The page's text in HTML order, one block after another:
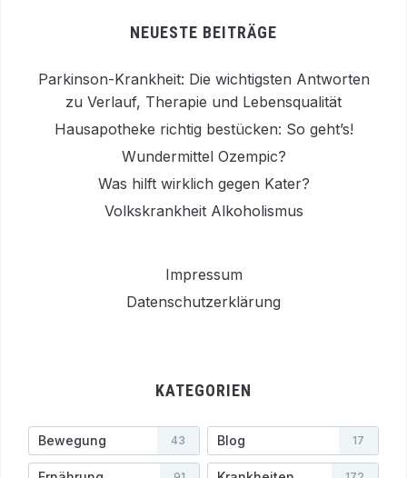
NEUESTE BEITRÄGE
Parkinson-Krankheit: Die wichtigsten Antworten
zu Verlauf, Therapie und Lebensqualität
Hausapotheke richtig bestücken: So geht’s!
Wundermittel Ozempic?
Was hilft wirklich gegen Kater?
Volkskrankheit Alkoholismus
Impressum
Datenschutzerklärung
KATEGORIEN
Bewegung 43 Blog 17